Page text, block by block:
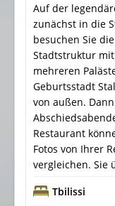
Auf der
zunächst in die
besuchen Sie
Stadtstruktur
mehreren
Geburtsstadt
von außen.
Restaurant
Fotos von Ihrer
vergleichen. Sie
Tbilissi